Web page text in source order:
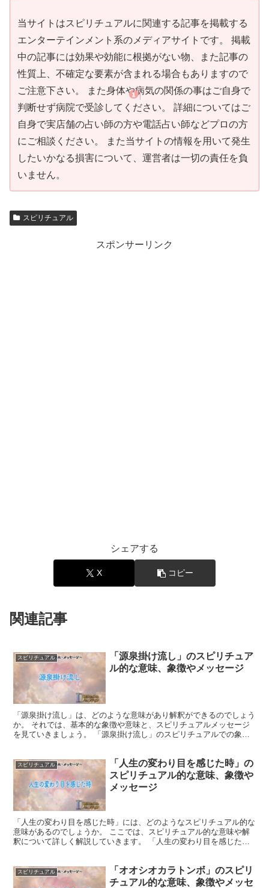
当サイトはスピリチュアルに関連する記事を掲載する
エンターテインメント系のメディアサイトです。 掲載
中の記事には効果や効能に根拠がない物、また記事の
性質上、不確定な要素が含まれる場合もありますので
ご注意下さい。 また身体や病気の関係の事はご自身で
判断せず病院で受診してください。 詳細についてはご
自身で実店舗の占い師の方や電話占い師などプロの方
にご相談ください。 また当サイトの情報を用いて発生
したいかなる損害について、運営者は一切の責任を負
いません。
スピリチュアル
スポンサーリンク
シェアする
X コピー
関連記事
スピリチュアル
「源泉掛け流し」のスピリチュア
ル的な意味、象徴やメッセージ
「源泉掛け流し」は、どのような意味があり解釈ができるのでしょう
か。 それでは、基本的な象徴や意味と、スピリチュアルメッセージ
を見ていきましょう。 「源泉掛け流し」のスピリチュアルでの象徴
スピリチュアル
「人生の変わり目を感じた時」の
スピリチュアル的な意味、象徴や
メッセージ
「人生の変わり目を感じた時」には、どのようなスピリチュアル的な
意味があるのでしょうか。 ここでは、スピリチュアル的な意味や解
釈について詳しく解説していきます。 「人生の変わり目を感じた
スピリチュアル
「オオシオカラトンボ」のスピリ
チュアル的な意味、象徴やメッセ